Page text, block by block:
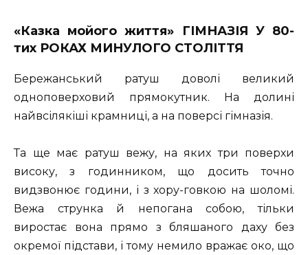
«Казка мойого життя» ГІМНАЗІЯ У80-
тих РОКАХ МИНУЛОГО СТОЛІТТЯ
Бережанський ратуш доволі великий
одноповерховий прямокутник. На долині
найвсілякіші крамниці, а на поверсі гімназія.
Та ще має ратуш вежу, на яких три поверхи
високу, з годинником, що досить точно
видзвонює години, і з хору-говкою на шоломі.
Вежа струнка й непогана собою, тільки
виростає вона прямо з бляшаного даху без
окремої підстави, і тому немило вражає око, що